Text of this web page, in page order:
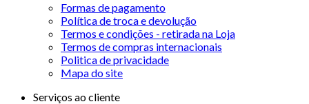
Formas de pagamento
Política de troca e devolução
Termos e condições - retirada na Loja
Termos de compras internacionais
Politica de privacidade
Mapa do site
Serviços ao cliente